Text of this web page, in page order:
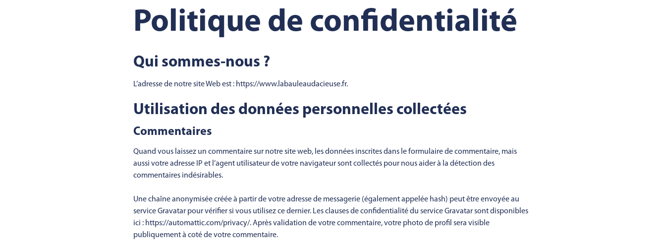
Politique de confidentialité
Qui sommes-nous ?
L’adresse de notre site Web est : https://www.labauleaudacieuse.fr.
Utilisation des données personnelles collectées
Commentaires
Quand vous laissez un commentaire sur notre site web, les données inscrites dans le formulaire de commentaire, mais
aussi votre adresse IP et l’agent utilisateur de votre navigateur sont collectés pour nous aider à la détection des
commentaires indésirables.
Une chaîne anonymisée créée à partir de votre adresse de messagerie (également appelée hash) peut être envoyée au
service Gravatar pour vérifier si vous utilisez ce dernier. Les clauses de confidentialité du service Gravatar sont disponibles
ici : https://automattic.com/privacy/. Après validation de votre commentaire, votre photo de profil sera visible
publiquement à coté de votre commentaire.